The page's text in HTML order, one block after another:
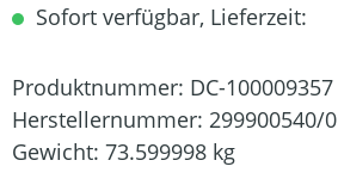
Sofort verfügbar, Lieferzeit:
Produktnummer: DC-100009357
Herstellernummer: 299900540/0
Gewicht: 73.599998 kg